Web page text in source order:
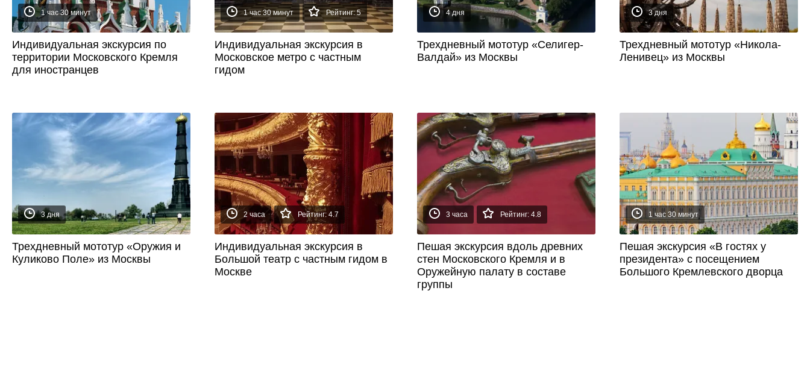
1 час 30 минут
Индивидуальная экскурсия по
территории Московского Кремля
для иностранцев
1 час 30 минут Рейтинг: 5
Индивидуальная экскурсия в
Московское метро с частным
гидом
4 дня
Трехдневный мототур «Селигер-
Валдай» из Москвы
3 дня
Трехдневный мототур «Никола-
Ленивец» из Москвы
3 дня
Трехдневный мототур «Оружия и
Куликово Поле» из Москвы
2 часа Рейтинг: 4.7
Индивидуальная экскурсия в
Большой театр с частным гидом в
Москве
3 часа Рейтинг: 4.8
Пешая экскурсия вдоль древних
стен Московского Кремля и в
Оружейную палату в составе
группы
1 час 30 минут
Пешая экскурсия «В гостях у
президента» с посещением
Большого Кремлевского дворца